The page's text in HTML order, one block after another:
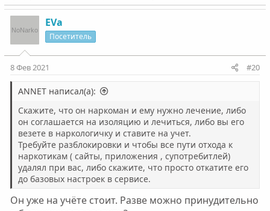
EVa
Посетитель
8 Фев 2021 #20
ANNET написал(а):
Скажите, что он наркоман и ему нужно лечение, либо
он соглашается на изоляцию и лечиться, либо вы его
везете в наркологичку и ставите на учет.
Требуйте разблокировки и чтобы все пути отхода к
наркотикам ( сайты, приложения , супотребитлей)
удалял при вас, либо скажите, что просто откатите его
до базовых настроек в сервисе.
Он уже на учёте стоит. Разве можно принудительно